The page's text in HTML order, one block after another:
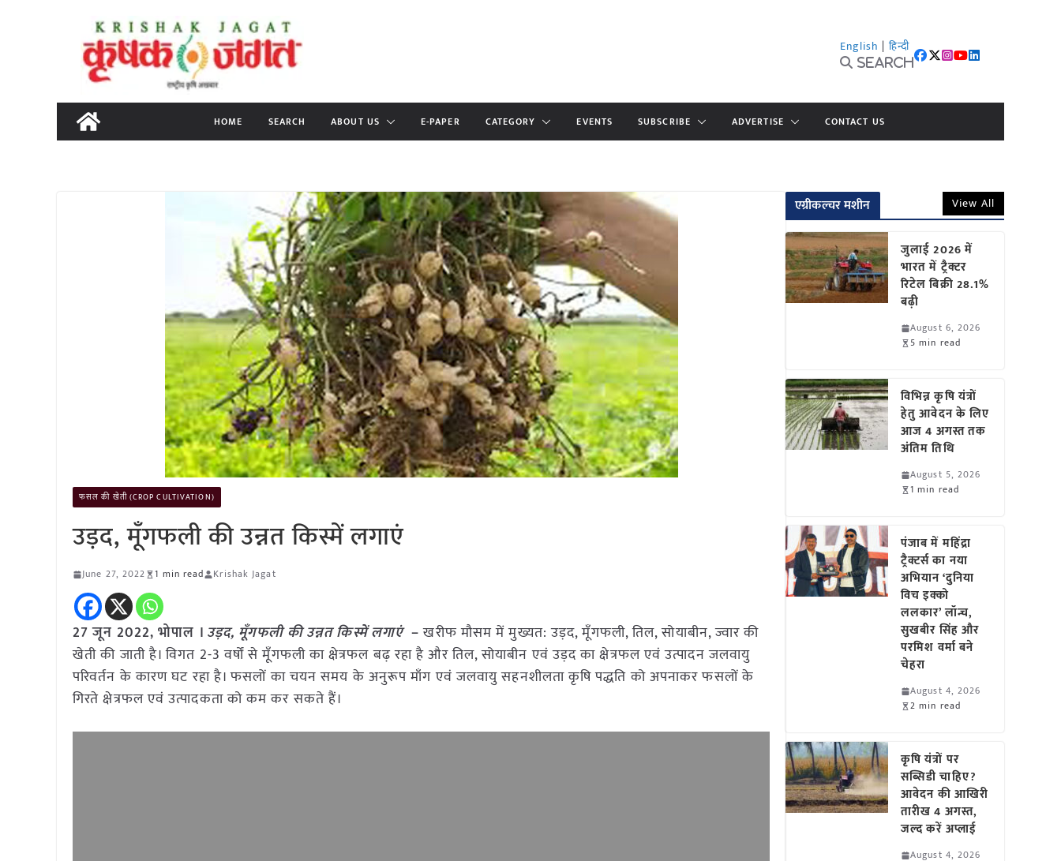
content
English | हिन्दी
Search
HOME SEARCH ABOUT US E-PAPER CATEGORY EVENTS SUBSCRIBE ADVERTISE CONTACT US
फसल की खेती (CROP CULTIVATION)
उड़द, मूँगफली की उन्नत किस्में लगाएं
June 27, 2022 1 min read Krishak Jagat
27 जून 2022, भोपाल । उड़द, मूँगफली की उन्नत किस्में लगाएं–खरीफ मौसम में मुख्यत: उड़द, मूँगफली, तिल, सोयाबीन, ज्वार की
खेती की जाती है। विगत 2-3 वर्षों से मूँगफली का क्षेत्रफल बढ़ रहा है और तिल, सोयाबीन एवं उड़द का क्षेत्रफल एवं उत्पादन जलवायु
परिवर्तन के कारण घट रहा है। फसलों का चयन समय के अनुरूप माँग एवं जलवायु सहनशीलता कृषि पद्धति को अपनाकर फसलों के
गिरते क्षेत्रफल एवं उत्पादकता को कम कर सकते हैं।
एग्रीकल्चर मशीन View All
जुलाई 2026 में
भारत में ट्रैक्टर
रिटेल बिक्री 28.1%
बढ़ी
August 6, 2026
5 min read
विभिन्न कृषि यंत्रों
हेतु आवेदन के लिए
आज 4 अगस्त तक
अंतिम तिथि
August 5, 2026
1 min read
पंजाब में महिंद्रा
ट्रैक्टर्स का नया
अभियान ‘दुनिया
विच इक्को
ललकार’ लॉन्च,
सुखबीर सिंह और
परमिश वर्मा बने
चेहरा
August 4, 2026
2 min read
कृषि यंत्रों पर
सब्सिडी चाहिए?
आवेदन की आखिरी
तारीख 4 अगस्त,
जल्द करें अप्लाई
August 4, 2026